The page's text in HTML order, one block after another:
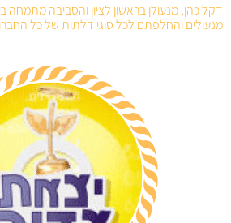
דקל כהן, מנעולן בראשון לציון והסביבה מתמחה
מנעולים והחלפתם לכל סוגי דלתות של כל